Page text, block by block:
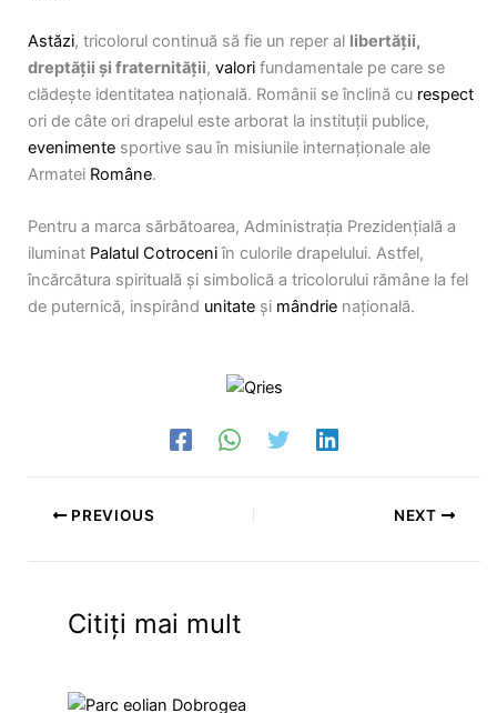
Astăzi, tricolorul continuă să fie un reper al libertății,
dreptății și fraternității, valori fundamentale pe care se
clădește identitatea națională. Românii se înclină cu respect
ori de câte ori drapelul este arborat la instituții publice,
evenimente sportive sau în misiunile internaționale ale
Armatei Române.
Pentru a marca sărbătoarea, Administrația Prezidențială a
iluminat Palatul Cotroceni în culorile drapelului. Astfel,
încărcătura spirituală și simbolică a tricolorului rămâne la fel
de puternică, inspirând unitate și mândrie națională.
PREVIOUS NEXT
Citiți mai mult